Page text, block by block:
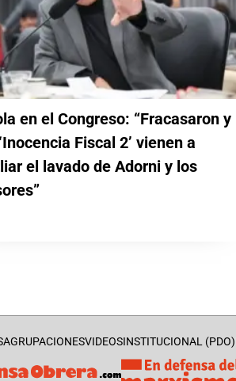
en el Congreso: “Fracasaron y
Fiscal 2’ vienen a
el lavado de Adorni y los
AGRUPACIONESVIDEOSINSTITUCIONAL (PDO)